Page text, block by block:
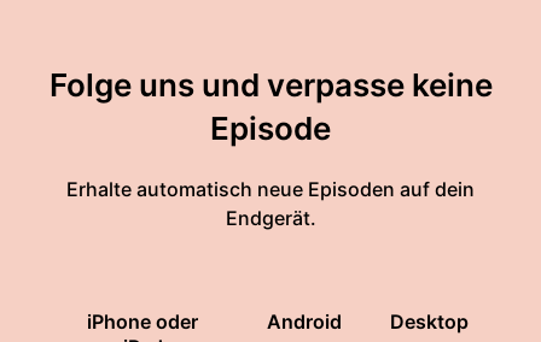
stärker als du zugeben würdest.
00:00:54: Vielleicht kennst Du das!
00:00:56: Du hast eine klare Haltung – Du weißt
eigentlich was richtig ist.
Folge uns und verpasse keine
Episode
Erhalte automatisch neue Episoden auf dein
Endgerät.
iPhone oder
Android Desktop